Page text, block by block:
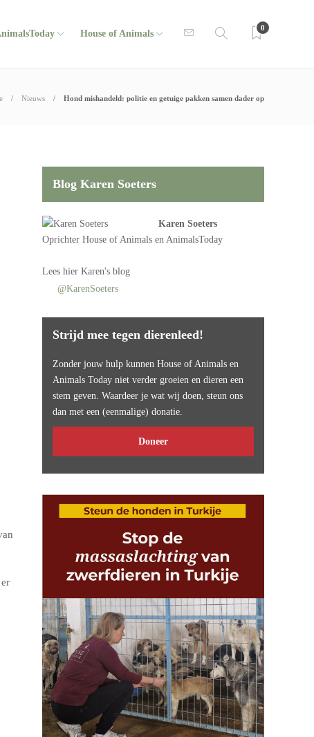
House of Animals
0
Nieuws Hond mishandeld: politie en getuige pakken samen dader op
Blog Karen Soeters
Karen Soeters
OprichterHouse of Animals en AnimalsToday
Leeshier Karen's blog
@KarenSoeters
Strijd mee tegen dierenleed!
Zonder jouw hulp kunnen House of Animals en
Animals Today niet verder groeien en dieren een
stem geven. Waardeer je wat wij doen, steun ons
dan met een (eenmalige) donatie.
Doneer